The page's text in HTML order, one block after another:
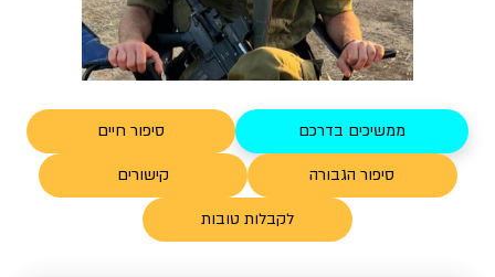
ממשיכים בדרכם סיפור חיים
סיפור הגבורה קישורים
לקבלות טובות